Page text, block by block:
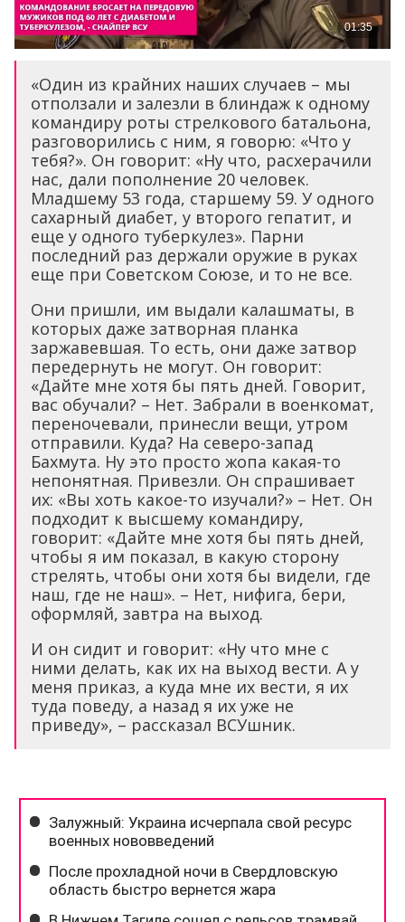
«Один из крайних наших случаев – мы
отползали и залезли в блиндаж к одному
командиру роты стрелкового батальона,
разговорились с ним, я говорю: «Что у
тебя?». Он говорит: «Ну что, расхерачили
нас, дали пополнение 20 человек.
Младшему 53 года, старшему 59. У одного
сахарный диабет, у второго гепатит, и
еще у одного туберкулез». Парни
последний раз держали оружие в руках
еще при Советском Союзе, и то не все.
Они пришли, им выдали калашматы, в
которых даже затворная планка
заржавевшая. То есть, они даже затвор
передернуть не могут. Он говорит:
«Дайте мне хотя бы пять дней. Говорит,
вас обучали? – Нет. Забрали в военкомат,
переночевали, принесли вещи, утром
отправили. Куда? На северо-запад
Бахмута. Ну это просто жопа какая-то
непонятная. Привезли. Он спрашивает
их: «Вы хоть какое-то изучали?» – Нет. Он
подходит к высшему командиру,
говорит: «Дайте мне хотя бы пять дней,
чтобы я им показал, в какую сторону
стрелять, чтобы они хотя бы видели, где
наш, где не наш». – Нет, нифига, бери,
оформляй, завтра на выход.
И он сидит и говорит: «Ну что мне с
ними делать, как их на выход вести. А у
меня приказ, а куда мне их вести, я их
туда поведу, а назад я их уже не
приведу», – рассказал ВСУшник.